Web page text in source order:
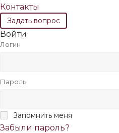
Контакты
Задать вопрос
Войти
Логин
Пароль
Запомнить меня
Забыли пароль?